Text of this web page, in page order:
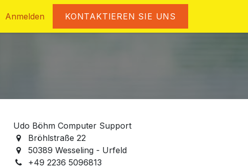
Anmelden KONTAKTIEREN SIE UNS
Udo Böhm Computer Support
Bröhlstraße 22
50389 Wesseling - Urfeld
+49 2236 5096813